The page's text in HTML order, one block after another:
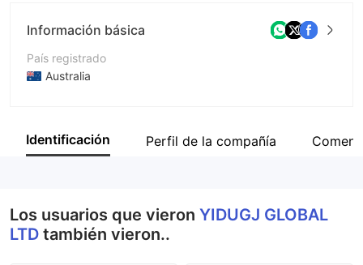
Información básica
País registrado
Australia
Empresa
Identificación Perfil de la compañía
Los usuarios que vieron YIDUGJ GLOBAL
LTD también vieron..